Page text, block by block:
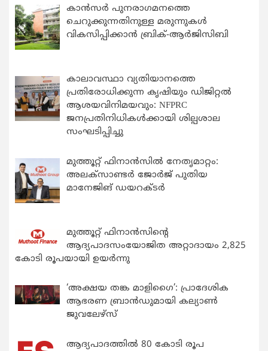
കാന്‍സര്‍ പുനരാഗമനത്തെ
ചെറുക്കുന്നതിനുള്ള മരുന്നുകള്‍
വികസിപ്പിക്കാന്‍ ബ്രിക്-ആര്‍ജിസിബി
കാലാവസ്ഥാ വ്യതിയാനത്തെ
പ്രതിരോധിക്കുന്ന കൃഷിയും ഡിജിറ്റൽ
ആശയവിനിമയവും: NFPRC
ജനപ്രതിനിധികൾക്കായി ശില്പശാല
സംഘടിപ്പിച്ചു
മുത്തൂറ്റ് ഫിനാൻസിൽ നേതൃമാറ്റം:
അലക്സാണ്ടർ ജോർജ് പുതിയ
മാനേജിങ് ഡയറക്ടർ
മുത്തൂറ്റ് ഫിനാൻസിന്റെ
ആദ്യപാദസംയോജിത അറ്റാദായം 2,825
കോടി രൂപയായി ഉയർന്നു
‘അക്ഷയ തങ്ക മാളിഗൈ’: പ്രാദേശിക
ആഭരണ ബ്രാന്‍ഡുമായി കല്യാണ്‍
ജുവലേഴ്‌സ്
ആദ്യപാദത്തിൽ 80 കോടി രൂപ